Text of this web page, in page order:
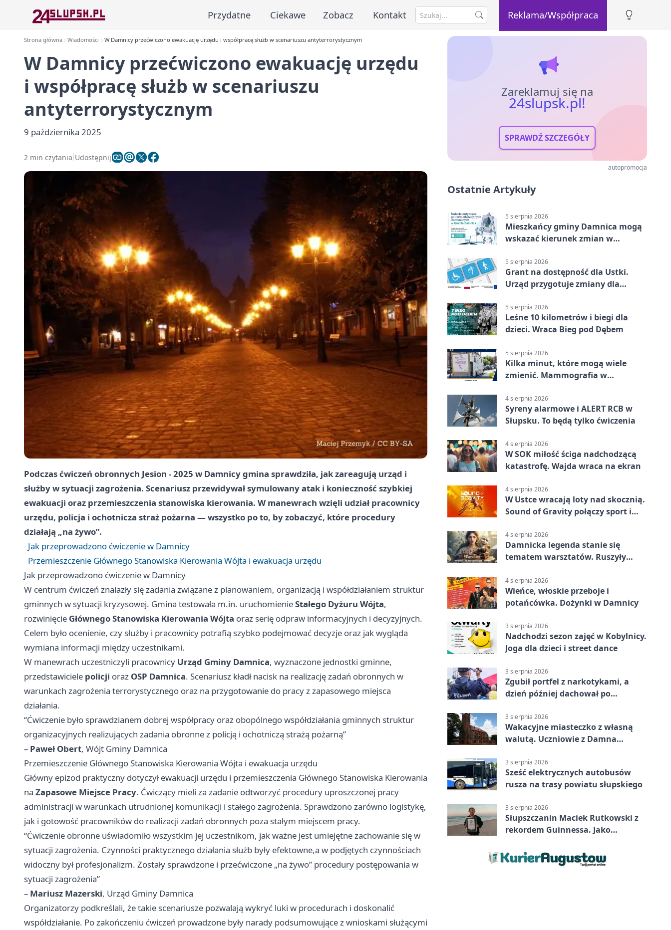
Przydatne Ciekawe Zobacz Kontakt Reklama/Współpraca
Strona główna Wiadomości W Damnicy przećwiczono ewakuację urzędu i współpracę służb w scenariuszu antyterrorystycznym
W Damnicy przećwiczono ewakuację urzędu
i współpracę służb w scenariuszu
antyterrorystycznym
9 października 2025
2 min czytania Udostępnij
Podczas ćwiczeń obronnych Jesion - 2025 w Damnicygmina sprawdziła, jak zareagują urząd i
służby w sytuacji zagrożenia. Scenariusz przewidywał symulowany atak i konieczność szybkiej
ewakuacji oraz przemieszczenia stanowiska kierowania. W manewrach wzięli udział pracownicy
urzędu, policja i ochotnicza straż pożarna — wszystko po to, by zobaczyć, które procedury
działają „na żywo”.
Jak przeprowadzono ćwiczenie w Damnicy
Przemieszczenie Głównego Stanowiska Kierowania Wójta i ewakuacja urzędu
Jak przeprowadzono ćwiczenie w Damnicy
W centrum ćwiczeń znalazły się zadania związane z planowaniem, organizacją i współdziałaniem struktur
gminnych w sytuacji kryzysowej. Gmina testowała m.in. uruchomienieStałego Dyżuru Wójta,
rozwinięcie Głównego Stanowiska Kierowania Wójta oraz serię odpraw informacyjnych i decyzyjnych.
Celem było ocenienie, czy służby i pracownicy potrafią szybko podejmować decyzje oraz jak wygląda
wymiana informacji między uczestnikami.
W manewrach uczestniczyli pracownicy Urząd Gminy Damnica, wyznaczone jednostki gminne,
przedstawiciele policji oraz OSP Damnica. Scenariusz kładł nacisk na realizację zadań obronnych w
warunkach zagrożenia terrorystycznego oraz na przygotowanie do pracy z zapasowego miejsca
działania.
“Ćwiczenie było sprawdzianem dobrej współpracy oraz obopólnego współdziałania gminnych struktur
organizacyjnych realizujących zadania obronne z policją i ochotniczą strażą pożarną”
– Paweł Obert, Wójt Gminy Damnica
Przemieszczenie Głównego Stanowiska Kierowania Wójta i ewakuacja urzędu
Główny epizod praktyczny dotyczył ewakuacji urzędu i przemieszczenia Głównego Stanowiska Kierowania
na Zapasowe Miejsce Pracy. Ćwiczący mieli za zadanie odtworzyć procedury uproszczonej pracy
administracji w warunkach utrudnionej komunikacji i stałego zagrożenia. Sprawdzono zarówno logistykę,
jak i gotowość pracowników do realizacji zadań obronnych poza stałym miejscem pracy.
“Ćwiczenie obronne uświadomiło wszystkim jej uczestnikom, jak ważne jest umiejętne zachowanie się w
sytuacji zagrożenia. Czynności praktycznego działania służb były efektowne,a w podjętych czynnościach
widoczny był profesjonalizm. Zostały sprawdzone i przećwiczone „na żywo” procedury postępowania w
sytuacji zagrożenia”
– Mariusz Mazerski, Urząd Gminy Damnica
Organizatorzy podkreślali, że takie scenariusze pozwalają wykryć luki w procedurach i doskonalić
współdziałanie. Po zakończeniu ćwiczeń prowadzone były narady podsumowujące z wnioskami służącymi
Zareklamuj się na
24slupsk.pl!
SPRAWDŹ SZCZEGÓŁY
autopromocja
Ostatnie Artykuły
5 sierpnia 2026
Mieszkańcy gminy Damnica mogą
wskazać kierunek zmian w
5 sierpnia 2026
Grant na dostępność dla Ustki.
Urząd przygotuje zmiany dla
5 sierpnia 2026
Leśne 10 kilometrów i biegi dla
dzieci. Wraca Bieg pod Dębem
5 sierpnia 2026
Kilka minut, które mogą wiele
zmienić. Mammografia w
4 sierpnia 2026
Syreny alarmowe i ALERT RCB w
Słupsku. To będą tylko ćwiczenia
4 sierpnia 2026
W SOK miłość ściga nadchodzącą
katastrofę. Wajda wraca na ekran
4 sierpnia 2026
W Ustce wracają loty nad skocznią.
Sound of Gravity połączy sport i
4 sierpnia 2026
Damnicka legenda stanie się
tematem warsztatów. Ruszyły
4 sierpnia 2026
Wieńce, włoskie przeboje i
potańcówka. Dożynki w Damnicy
3 sierpnia 2026
Nadchodzi sezon zajęć w Kobylnicy.
Joga dla dzieci i street dance
3 sierpnia 2026
Zgubił portfel z narkotykami, a
dzień później dachował po
3 sierpnia 2026
Wakacyjne miasteczko z własną
walutą. Uczniowie z Damna
3 sierpnia 2026
Sześć elektrycznych autobusów
rusza na trasy powiatu słupskiego
3 sierpnia 2026
Słupszczanin Maciek Rutkowski z
rekordem Guinnessa. Jako
Bałtyk na desce windsurfingowej